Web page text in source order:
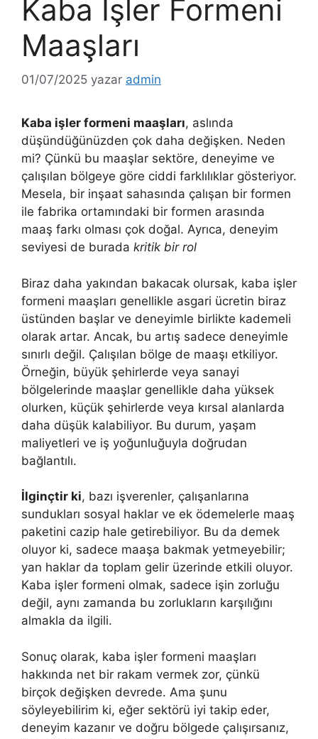
Kaba İşler Formeni
Maaşları
01/07/2025 yazar admin
Kaba işler formeni maaşları, aslında
düşündüğünüzden çok daha değişken. Neden
mi? Çünkü bu maaşlar sektöre, deneyime ve
çalışılan bölgeye göre ciddi farklılıklar gösteriyor.
Mesela, bir inşaat sahasında çalışan bir formen
ile fabrika ortamındaki bir formen arasında
maaş farkı olması çok doğal. Ayrıca, deneyim
seviyesi de burada kritik bir rol
Biraz daha yakından bakacak olursak, kaba işler
formeni maaşları genellikle asgari ücretin biraz
üstünden başlar ve deneyimle birlikte kademeli
olarak artar. Ancak, bu artış sadece deneyimle
sınırlı değil. Çalışılan bölge de maaşı etkiliyor.
Örneğin, büyük şehirlerde veya sanayi
bölgelerinde maaşlar genellikle daha yüksek
olurken, küçük şehirlerde veya kırsal alanlarda
daha düşük kalabiliyor. Bu durum, yaşam
maliyetleri ve iş yoğunluğuyla doğrudan
bağlantılı.
İlginçtir ki, bazı işverenler, çalışanlarına
sundukları sosyal haklar ve ek ödemelerle maaş
paketini cazip hale getirebiliyor. Bu da demek
oluyor ki, sadece maaşa bakmak yetmeyebilir;
yan haklar da toplam gelir üzerinde etkili oluyor.
Kaba işler formeni olmak, sadece işin zorluğu
değil, aynı zamanda bu zorlukların karşılığını
almakla da ilgili.
Sonuç olarak, kaba işler formeni maaşları
hakkında net bir rakam vermek zor, çünkü
birçok değişken devrede. Ama şunu
söyleyebilirim ki, eğer sektörü iyi takip eder,
deneyim kazanır ve doğru bölgede çalışırsanız,